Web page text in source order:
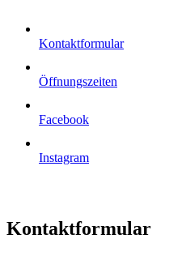
Kontaktformular
Öffnungszeiten
Facebook
Instagram
Kontaktformular